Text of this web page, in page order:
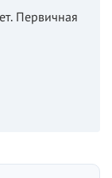
Первичная